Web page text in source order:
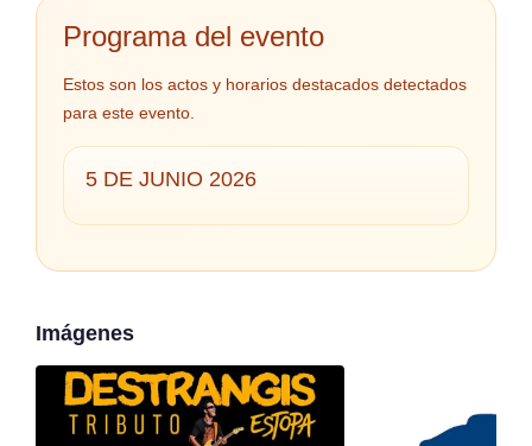
Programa del evento
Estos son los actos y horarios destacados detectados
para este evento.
5 DE JUNIO 2026
Imágenes